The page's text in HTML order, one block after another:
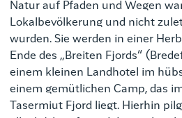
Natur auf Pfaden und Wegen
Lokalbevölkerung und nicht
wurden. Sie werden in einer
Ende des „Breiten Fjords“
einem kleinen Landhotel im
einem gemütlichen Camp, das
Tasermiut Fjord liegt. Hierhin